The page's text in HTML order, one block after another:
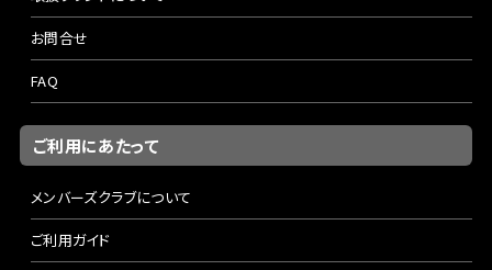
お問合せ
FAQ
ご利用にあたって
メンバーズクラブについて
ご利用ガイド